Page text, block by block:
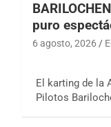
puro
6 agosto, 2026
El karting de la
Pilotos